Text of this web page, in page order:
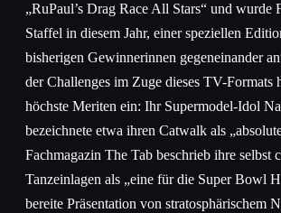
„RuPaul’s Drag Race All Stars“ und wurde
Staffel in diesem Jahr, einer speziellen
bisherigen Gewinnerinnen gegeneinander
der Challenges im Zuge dieses TV-Formats
höchste Meriten ein: Ihr Supermodel-Idol
bezeichnete etwa ihren Catwalk als
Fachmagazin The Tab beschrieb ihre selbst
Tanzeinlagen als „eine für die Super Bowl
bereite Präsentation von stratosphärischem